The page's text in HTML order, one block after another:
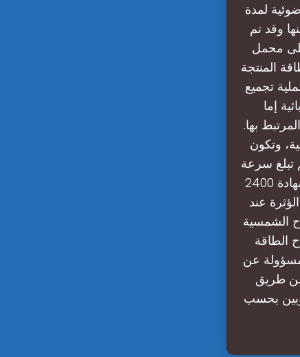
لمدة
وقد تم
محمل
المنتجة
تجميع
إما
بها.
وتكون
تبلغ سرعة
الالواح الشمسية؟معظم الألواح الشمسية المتوفرة في السوق حاصلة على شهادة 2400
الؤثرة عند
الشمسية
الطاقة
عن
عن طريق
بحسب